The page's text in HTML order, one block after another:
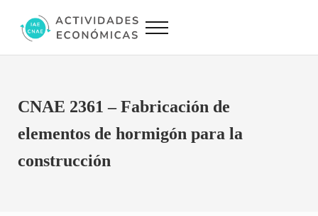
Actividades Económicas IAE CNAE
Menu
CNAE 2361 – Fabricación de
elementos de hormigón para la
construcción